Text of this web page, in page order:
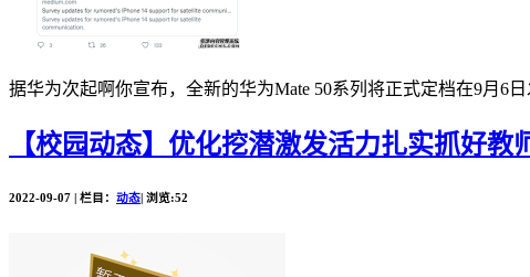
据华为次起啊你宣布，全新的华为Mate 50系列将正式定档在9月6
【校园动态】优化挖潜激发活力扎实抓好教
2022-09-07 | 栏目： 动态| 浏览:52